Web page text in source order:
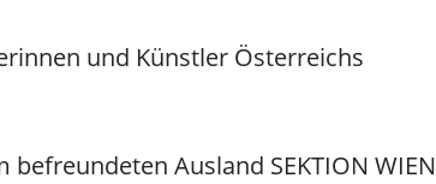
und Künstler Österreichs
Ausland SEKTION WIEN